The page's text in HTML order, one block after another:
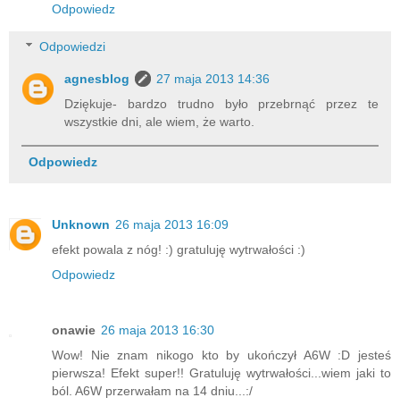
Odpowiedz
Odpowiedzi
agnesblog
27 maja 2013 14:36
Dziękuje- bardzo trudno było przebrnąć przez te
wszystkie dni, ale wiem, że warto.
Odpowiedz
Unknown 26 maja 2013 16:09
efekt powala z nóg! :) gratuluję wytrwałości :)
Odpowiedz
onawie 26 maja 2013 16:30
Wow! Nie znam nikogo kto by ukończył A6W :D jesteś
pierwsza! Efekt super!! Gratuluję wytrwałości...wiem jaki to
ból. A6W przerwałam na 14 dniu...:/